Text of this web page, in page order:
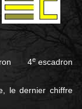
4e escadron
le dernier chiffre